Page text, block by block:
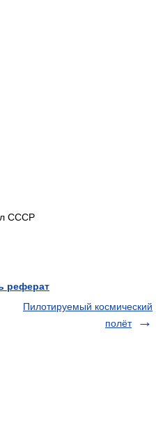
СССР
реферат
Пилотируемый космический
полёт